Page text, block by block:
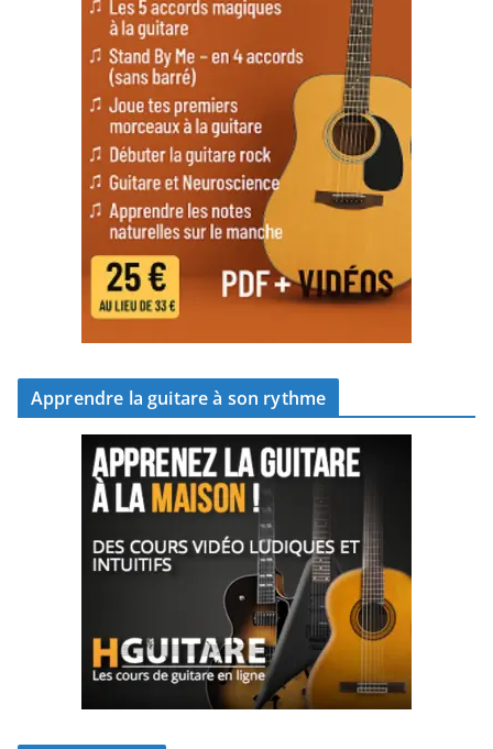
Apprendre la guitare à son rythme